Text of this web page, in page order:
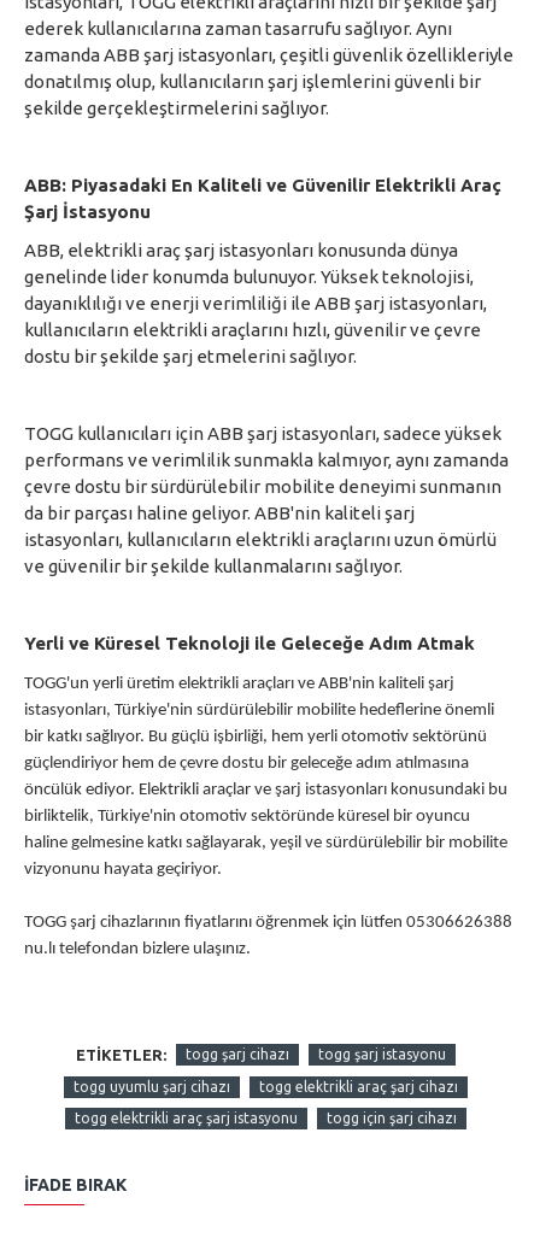
ederek kullanıcılarına zaman tasarrufu sağlıyor. Aynı
zamanda ABB şarj istasyonları, çeşitli güvenlik özellikleriyle
donatılmış olup, kullanıcıların şarj işlemlerini güvenli bir
şekilde gerçekleştirmelerini sağlıyor.
ABB: Piyasadaki En Kaliteli ve Güvenilir Elektrikli Araç
Şarj İstasyonu
ABB, elektrikli araç şarj istasyonları konusunda dünya
genelinde lider konumda bulunuyor. Yüksek teknolojisi,
dayanıklılığı ve enerji verimliliği ile ABB şarj istasyonları,
kullanıcıların elektrikli araçlarını hızlı, güvenilir ve çevre
dostu bir şekilde şarj etmelerini sağlıyor.
TOGG kullanıcıları için ABB şarj istasyonları, sadece yüksek
performans ve verimlilik sunmakla kalmıyor, aynı zamanda
çevre dostu bir sürdürülebilir mobilite deneyimi sunmanın
da bir parçası haline geliyor. ABB'nin kaliteli şarj
istasyonları, kullanıcıların elektrikli araçlarını uzun ömürlü
ve güvenilir bir şekilde kullanmalarını sağlıyor.
Yerli ve Küresel Teknoloji ile Geleceğe Adım Atmak
TOGG'un yerli üretim elektrikli araçları ve ABB'nin kaliteli şarj
istasyonları, Türkiye'nin sürdürülebilir mobilite hedeflerine önemli
bir katkı sağlıyor. Bu güçlü işbirliği, hem yerli otomotiv sektörünü
güçlendiriyor hem de çevre dostu bir geleceğe adım atılmasına
öncülük ediyor. Elektrikli araçlar ve şarj istasyonları konusundaki bu
birliktelik, Türkiye'nin otomotiv sektöründe küresel bir oyuncu
haline gelmesine katkı sağlayarak, yeşil ve sürdürülebilir bir mobilite
vizyonunu hayata geçiriyor.
TOGG şarj cihazlarının fiyatlarını öğrenmek için lütfen 05306626388
nu.lı telefondan bizlere ulaşınız.
ETIKETLER: togg şarj cihazı togg şarj istasyonu
togg uyumlu şarj cihazı
togg elektrikli araç şarj cihazı
togg elektrikli araç şarj istasyonu
togg için şarj cihazı
İFADE BIRAK